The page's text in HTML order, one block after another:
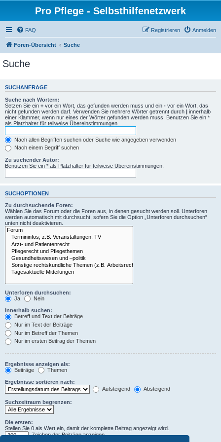
Pro Pflege - Selbsthilfenetzwerk
FAQ Anmelden
Registrieren
Foren-Übersicht Suche
Suche
SUCHANFRAGE
Suche nach Wörtern:
Setzen Sie ein + vor ein Wort, das gefunden werden muss und ein - vor ein Wort, das
nicht gefunden werden darf. Verwenden Sie mehrere Wörter getrennt durch | innerhalb
einer Klammer, wenn nur eines der Wörter gefunden werden muss. Benutzen Sie ein *
als Platzhalter für teilweise Übereinstimmungen.
Nach allen Begriffen suchen oder Suche wie angegeben verwenden
Nach einem Begriff suchen
Zu suchender Autor:
Benutzen Sie ein * als Platzhalter für teilweise Übereinstimmungen.
SUCHOPTIONEN
Zu durchsuchende Foren:
Wählen Sie das Forum oder die Foren aus, in denen gesucht werden soll. Unterforen
werden automatisch mit durchsucht, sofern Sie die Option „Unterforen durchsuchen“
unten nicht deaktivieren.
Unterforen durchsuchen:
Ja
Nein
Innerhalb suchen:
Betreff und Text der Beiträge
Nur im Text der Beiträge
Nur im Betreff der Themen
Nur im ersten Beitrag der Themen
Ergebnisse anzeigen als:
Beiträge
Themen
Ergebnisse sortieren nach:
Aufsteigend
Absteigend
Suchzeitraum begrenzen:
Die ersten:
Stellen Sie 0 als Wert ein, damit der komplette Beitrag angezeigt wird.
Zeichen der Beiträge anzeigen